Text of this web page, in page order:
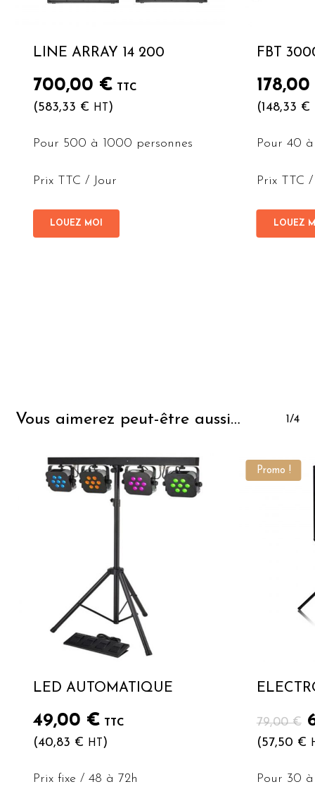
LINE ARRAY 14 200
700,00 € TTC
(583,33 € HT )
Pour 500 à 1000 personnes
Prix TTC / Jour
LOUEZ MOI
FBT
178,00
(148,33 €
Pour 40
Prix TTC
LOUEZ
Vous aimerez peut-être aussi… 1/4
LED AUTOMATIQUE
49,00 € TTC
(40,83 € HT )
Prix fixe / 48 à 72h
Promo !
79,00€
(57,50 €
Pour 30